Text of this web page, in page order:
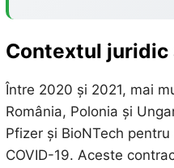
Contextul juridic
Între 2020 și 2021, mai
România, Polonia și
Pfizer și BioNTech
COVID-19. Aceste